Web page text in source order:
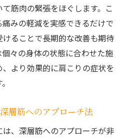
筋肉の緊張をほぐします。こ
みの軽減を実感できるだけで
ることで長期的な改善も期待
々の身体の状態に合わせた施
より効果的に肩こりの症状を
層筋へのアプローチ法
、深層筋へのアプローチが非